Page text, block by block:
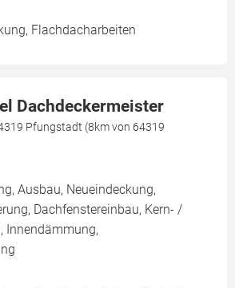
Flachdacharbeiten
Dachdeckermeister
Pfungstadt (8km von 64319
Ausbau, Neueindeckung,
Dachfenstereinbau, Kern- /
Innendämmung,